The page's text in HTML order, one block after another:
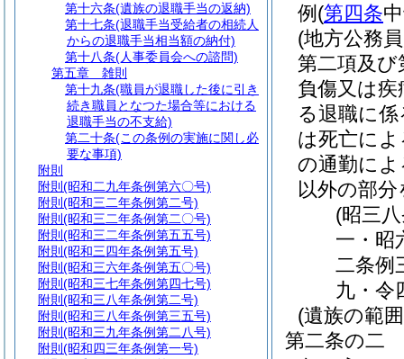
例 (第四条
(地方公務
第二項及
負傷又は疾
る退職に
は死亡に
の通勤に
以外の部
(昭三
一・昭
二条例
九・令
(遺族の範
第二条の二
第十六条(遺族の退職手当の返納)
第十七条(退職手当受給者の相続人
からの退職手当相当額の納付)
第十八条(人事委員会への諮問)
第五章
雑則
第十九条(職員が退職した後に引き
続き職員となつた場合等における
退職手当の不支給)
第二十条(この条例の実施に関し必
要な事項)
附則
附則 (昭和二九年条例第六〇号)
附則 (昭和三二年条例第二号)
附則 (昭和三二年条例第二〇号)
附則 (昭和三二年条例第五五号)
附則 (昭和三四年条例第五号)
附則 (昭和三六年条例第五〇号)
附則 (昭和三七年条例第四七号)
附則 (昭和三八年条例第二号)
附則 (昭和三八年条例第三五号)
附則 (昭和三九年条例第二八号)
附則 (昭和四三年条例第一号)